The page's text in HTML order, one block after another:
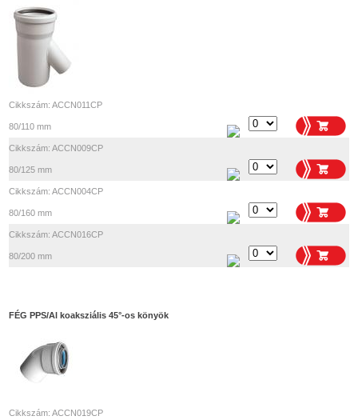
Cikkszám: ACCN011CP
80/110 mm
Cikkszám: ACCN009CP
80/125 mm
Cikkszám: ACCN004CP
80/160 mm
Cikkszám: ACCN016CP
80/200 mm
FÉG PPS/Al koaksziális 45°-os könyök
Cikkszám: ACCN019CP